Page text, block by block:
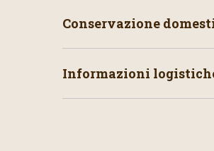
Conservazione
Informazioni